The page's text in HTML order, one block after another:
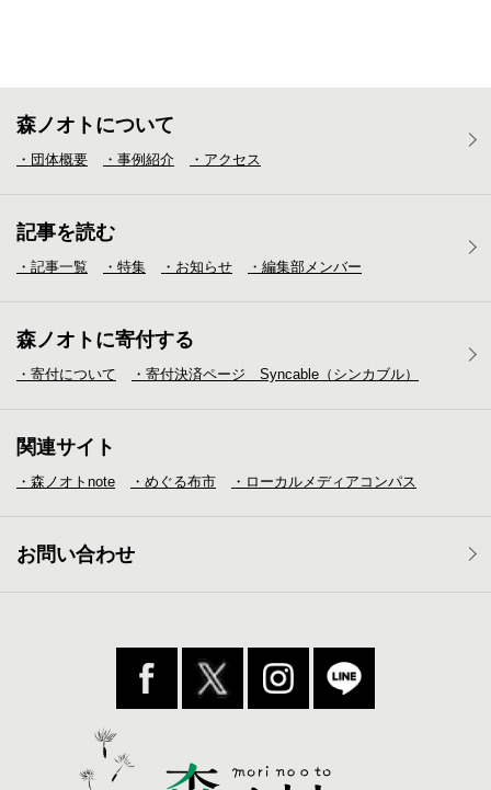
森ノオトについて
・団体概要 ・事例紹介 ・アクセス
記事を読む
・記事一覧 ・特集 ・お知らせ ・編集部メンバー
森ノオトに寄付する
・寄付について ・寄付決済ページ Syncable（シンカブル）
関連サイト
・森ノオトnote ・めぐる布市 ・ローカルメディア コンパス
お問い合わせ